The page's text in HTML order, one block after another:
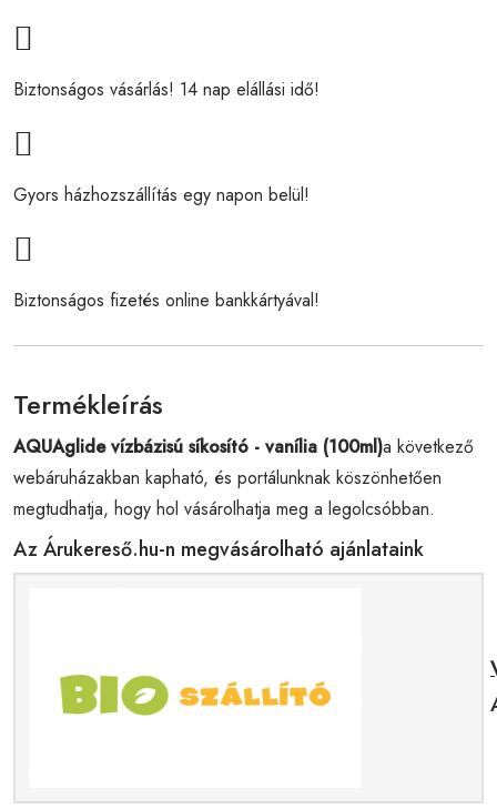
Biztonságos vásárlás! 14 nap elállási idő!
Gyors házhozszállítás egy napon belül!
Biztonságos fizetés online bankkártyával!
Termékleírás
AQUAglide vízbázisú síkosító - vanília (100ml)a következő
webáruházakban kapható, és portálunknak köszönhetően
megtudhatja, hogy hol vásárolhatja meg a legolcsóbban.
Az Árukereső.hu-n megvásárolható ajánlataink